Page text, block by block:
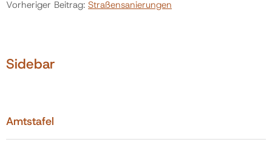
Vorheriger Beitrag: Straßensanierungen
Sidebar
Amtstafel